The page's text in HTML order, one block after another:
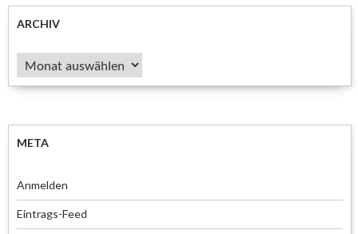
ARCHIV
Archiv
META
Anmelden
Eintrags-Feed